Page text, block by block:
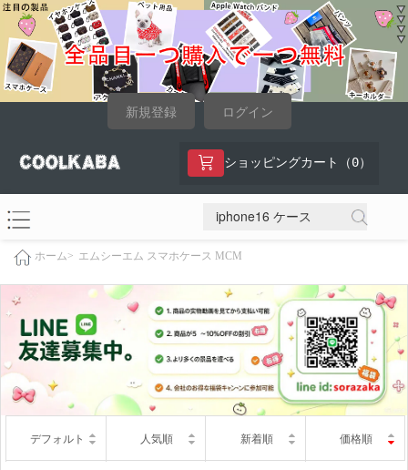
新規登録 ログイン
ショッピングカート（ 0）
ホーム> エムシーエム スマホケース MCM
デフォルト 人気順 新着順 価格順